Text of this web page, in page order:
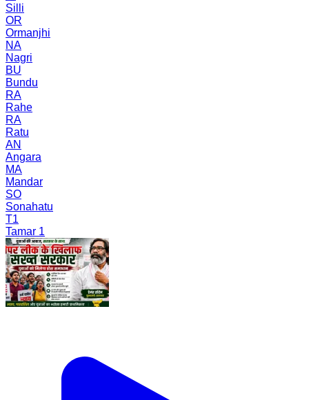
Silli
OR
Ormanjhi
NA
Nagri
BU
Bundu
RA
Rahe
RA
Ratu
AN
Angara
MA
Mandar
SO
Sonahatu
T1
Tamar 1